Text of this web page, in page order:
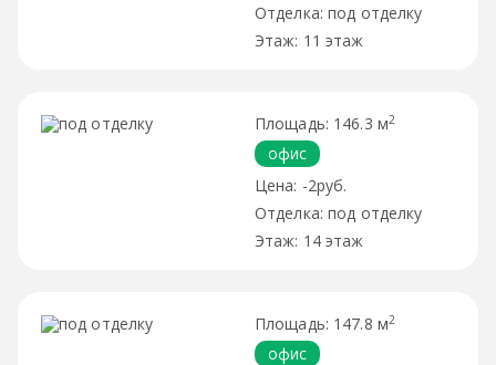
под отделку
11 этаж
146.3 м2
офис
-2руб.
под отделку
14 этаж
147.8 м2
офис